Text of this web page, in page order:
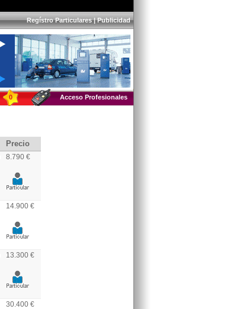
Regístro Particulares|Publicidad
0 Acceso Profesionales
Precio
8.790 €
14.900 €
13.300 €
30.400 €